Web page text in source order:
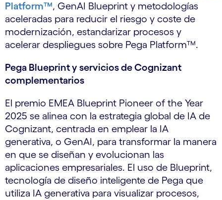
Platform™, GenAI Blueprint y metodologías
aceleradas para reducir el riesgo y coste de
modernización, estandarizar procesos y
acelerar despliegues sobre Pega Platform™.
Pega Blueprint y servicios de Cognizant
complementarios
El premio EMEA Blueprint Pioneer of the Year
2025 se alinea con la estrategia global de IA de
Cognizant, centrada en emplear la IA
generativa, o GenAI, para transformar la manera
en que se diseñan y evolucionan las
aplicaciones empresariales. El uso de Blueprint,
tecnología de diseño inteligente de Pega que
utiliza IA generativa para visualizar procesos,